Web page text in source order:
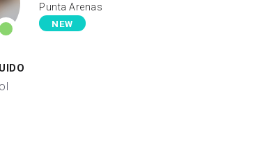
Punta Arenas
NEW